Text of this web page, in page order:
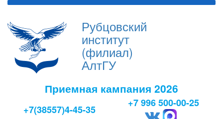
Рубцовский
институт
(филиал)
АлтГУ
Приемная кампания 2026
+7(38557)4-45-35
+7 996 500-00-25